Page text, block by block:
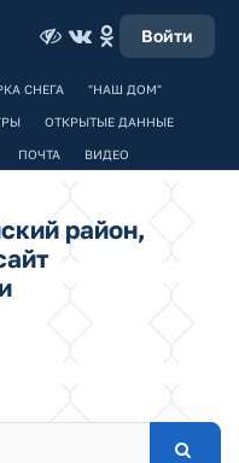
Войти
СНЕГА "НАШ ДОМ"
ОТКРЫТЫЕ ДАННЫЕ
ПОЧТА ВИДЕО
район,